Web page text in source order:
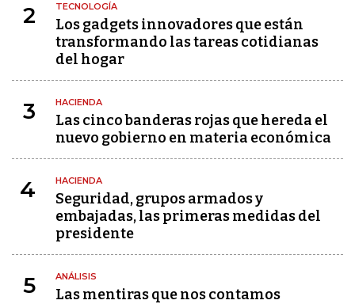
2 TECNOLOGÍA
Los gadgets innovadores que están
transformando las tareas cotidianas
del hogar
3 HACIENDA
Las cinco banderas rojas que hereda el
nuevo gobierno en materia económica
4 HACIENDA
Seguridad, grupos armados y
embajadas, las primeras medidas del
presidente
5 ANÁLISIS
Las mentiras que nos contamos